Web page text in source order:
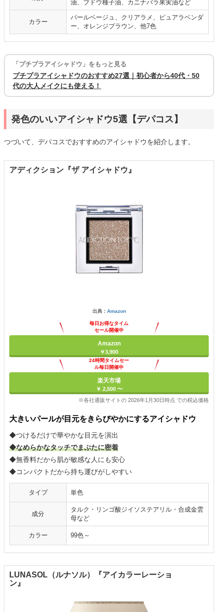
油、ブドウ種子油、カニナバラ果実油など
カラー
パールベージュ、クリアラメ、ピュアラベンダ
ー、オレンジブラウン、他7色
「プチプラアイシャドウ」をもっと見る
プチプラアイシャドウのおすすめ27選｜初心者から40代・50
代の大人メイクにも使える！
発色のいいアイシャドウ5選【デパコス】
つづいて、デパコスでおすすめのアイシャドウを紹介します。
アディクション『ザ アイシャドウ』
出典： Amazon
毎日お得なタイム
セール開催中
Amazon
￥3,900
24時間タイムセー
ル毎日開催中
楽天市場
￥ 2,500 〜
※各社通販サイトの 2026年1月30日時点 での税込価格
大きいパールが目元をきらびやかにするアイシャドウ
◆つけるだけで華やかな目元を演出
◆なめらかなタッチでまぶたに密着
◆無香料だから肌が敏感な人にも安心
◆コンパクトだから持ち運びがしやすい
タイプ 単色
成分
タルク・リンゴ酸ジイソステアリル・合成金雲
母など
カラー 99色～
LUNASOL（ルナソル）『アイカラーレーショ
ン』